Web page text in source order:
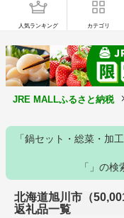
人気ランキング カテゴリ
JRE MALLふるさと納税
「鍋セット・総菜・加
「」の
北海道旭川市（
返礼品一覧